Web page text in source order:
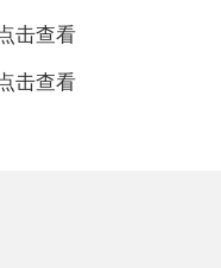
击查看
击查看